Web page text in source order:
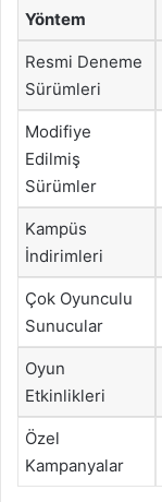
Yöntem
Resmi Deneme
Sürümleri
Modifiye
Edilmiş
Sürümler
Kampüs
İndirimleri
Çok Oyunculu
Sunucular
Oyun
Etkinlikleri
Özel
Kampanyalar